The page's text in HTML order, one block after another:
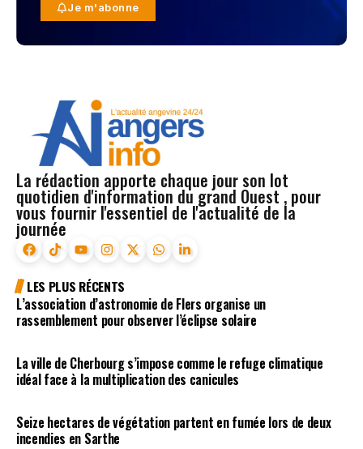
Je m'abonne
La rédaction apporte chaque jour son lot
quotidien d'information du grand Ouest , pour
vous fournir l'essentiel de l'actualité de la
journée
LES PLUS RÉCENTS
L’association d’astronomie de Flers organise un
rassemblement pour observer l’éclipse solaire
La ville de Cherbourg s’impose comme le refuge climatique
idéal face à la multiplication des canicules
Seize hectares de végétation partent en fumée lors de deux
incendies en Sarthe